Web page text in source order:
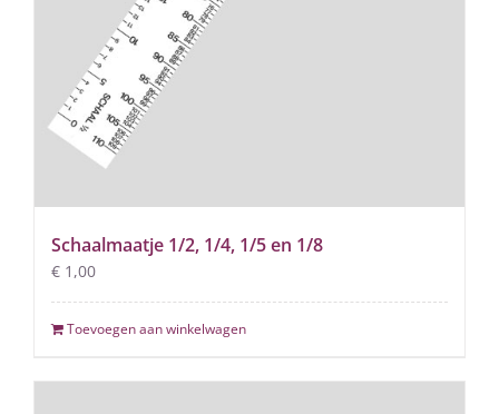
Schaalmaatje 1/2, 1/4, 1/5 en 1/8
€ 1,00
Toevoegen aan winkelwagen